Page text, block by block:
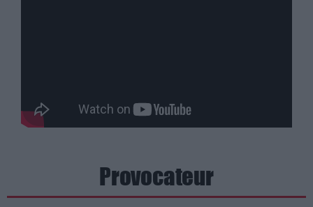
Provocateur